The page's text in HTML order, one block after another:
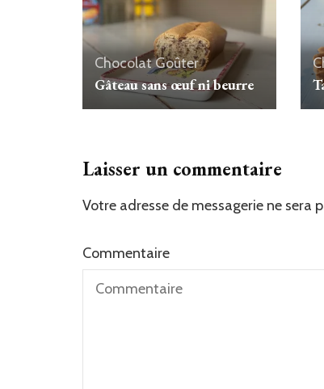
ChocolatGoûter
Gâteau sans œuf ni beurre
Laisser un commentaire
Votre adresse de messagerie ne sera
Commentaire